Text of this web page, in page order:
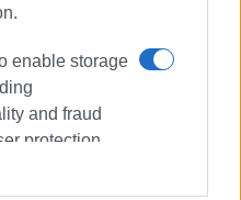
enable storage
and fraud
protection.
αύξηση ξεκίνησε η
για το αεροδρόμιο της